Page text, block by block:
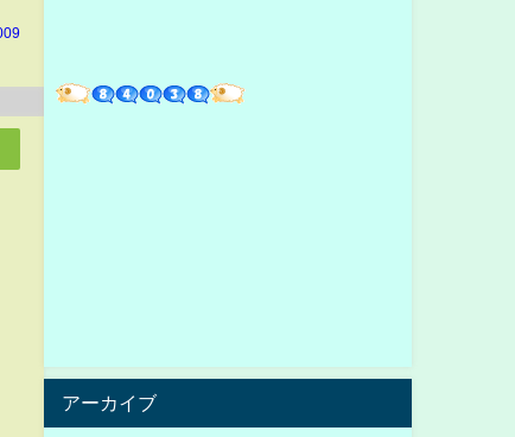
アーカイブ